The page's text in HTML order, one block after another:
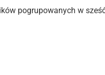
pogrupowanych w